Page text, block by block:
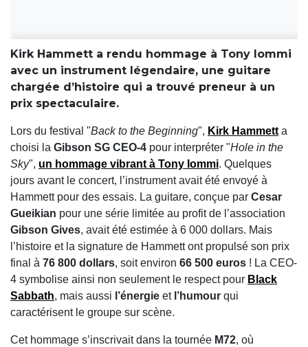
Kirk Hammett a rendu hommage à Tony Iommi
avec un instrument légendaire, une guitare
chargée d’histoire qui a trouvé preneur à un
prix spectaculaire.
Lors du festival "Back to the Beginning", Kirk Hammett a
choisi la Gibson SG CEO-4 pour interpréter "Hole in the
Sky", un hommage vibrant à Tony Iommi. Quelques
jours avant le concert, l’instrument avait été envoyé à
Hammett pour des essais. La guitare, conçue par Cesar
Gueikian pour une série limitée au profit de l’association
Gibson Gives, avait été estimée à 6 000 dollars. Mais
l’histoire et la signature de Hammett ont propulsé son prix
final à 76 800 dollars, soit environ 66 500 euros ! La CEO-
4 symbolise ainsi non seulement le respect pour Black
Sabbath, mais aussi l’énergie et l’humour qui
caractérisent le groupe sur scène.
Cet hommage s’inscrivait dans la tournée M72, où